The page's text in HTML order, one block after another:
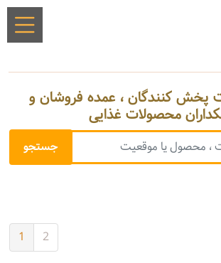
پخش کنندگان ، عمده فروشان و
محصولات غذایی
1 2